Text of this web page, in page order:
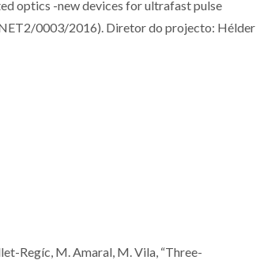
optics -new devices for ultrafast pulse
0003/2016). Diretor do projecto: Hélder
Regíc, M. Amaral, M. Vila, “Three-